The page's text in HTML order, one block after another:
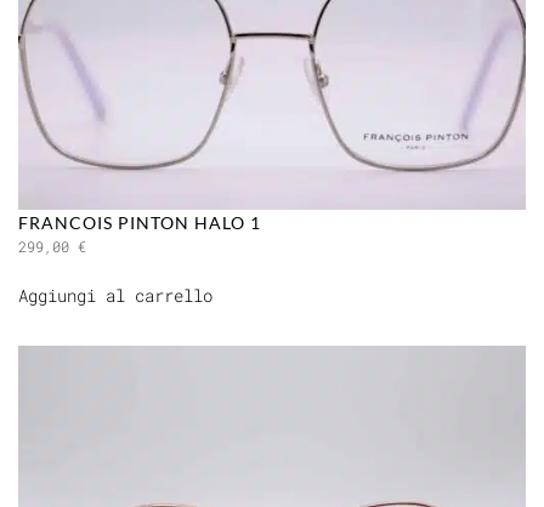
FRANCOIS PINTON HALO 1
299,00 €
Aggiungi al carrello